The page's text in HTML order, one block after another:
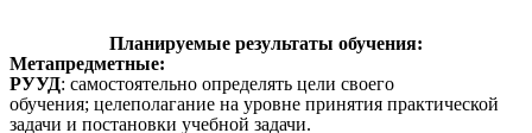
Планируемые результаты обучения:
Метапредметные:
РУУД: самостоятельно определять цели своего
обучения; целеполагание на уровне принятия практической
задачи и постановки учебной задачи.